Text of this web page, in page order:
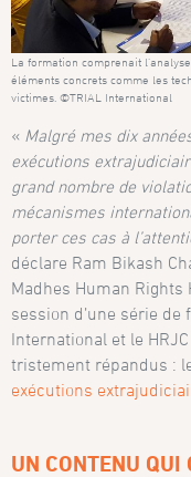
La formation comprenait
éléments concrets comme les
victimes. ©TRIAL International
« Malgré mes dix
exécutions
grand nombre de
mécanismes
porter ces cas à
déclare Ram Bikash
Madhes Human Rights
session d’une série de
International et le
tristement répandus :
exécutions
UN CONTENU